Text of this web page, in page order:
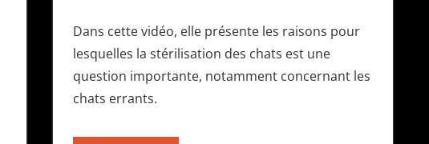
Dans cette vidéo, elle présente les raisons pour
lesquelles la stérilisation des chats est une
question importante, notamment concernant les
chats errants.